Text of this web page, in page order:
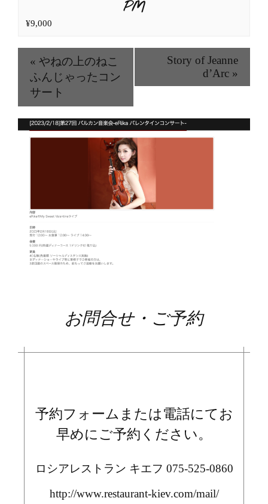
PM
¥9,000
« やねの上のねこ
ふんじゃったコン
サート
Story of Jeanne
d’Arc »
お問合せ・ご予約
予約フォームまたは電話にてお
早めにご予約ください。
ロシアレストラン キエフ 075-525-0860
http://www.restaurant-kiev.com/mail/